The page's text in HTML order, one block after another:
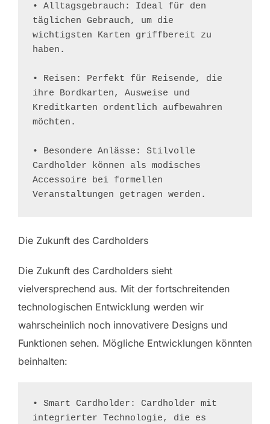
• Alltagsgebrauch: Ideal für den
täglichen Gebrauch, um die
wichtigsten Karten griffbereit zu
haben.
• Reisen: Perfekt für Reisende, die
ihre Bordkarten, Ausweise und
Kreditkarten ordentlich aufbewahren
möchten.
• Besondere Anlässe: Stilvolle
Cardholder können als modisches
Accessoire bei formellen
Veranstaltungen getragen werden.
Die Zukunft des Cardholders
Die Zukunft des Cardholders sieht
vielversprechend aus. Mit der fortschreitenden
technologischen Entwicklung werden wir
wahrscheinlich noch innovativere Designs und
Funktionen sehen. Mögliche Entwicklungen könnten
beinhalten:
• Smart Cardholder: Cardholder mit
integrierter Technologie, die es